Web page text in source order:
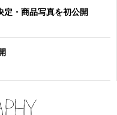
・商品写真を初公開